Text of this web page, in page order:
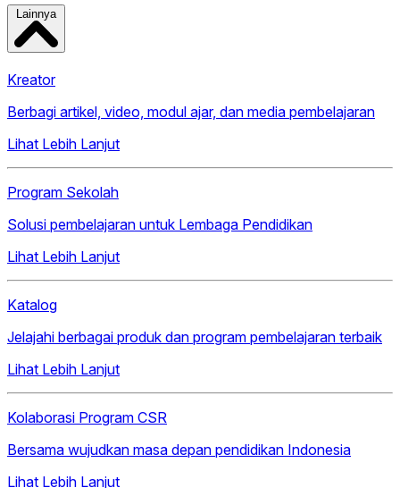
Lainnya
Kreator
Berbagi artikel, video, modul ajar, dan media pembelajaran
Lihat Lebih Lanjut
Program Sekolah
Solusi pembelajaran untuk Lembaga Pendidikan
Lihat Lebih Lanjut
Katalog
Jelajahi berbagai produk dan program pembelajaran terbaik
Lihat Lebih Lanjut
Kolaborasi Program CSR
Bersama wujudkan masa depan pendidikan Indonesia
Lihat Lebih Lanjut